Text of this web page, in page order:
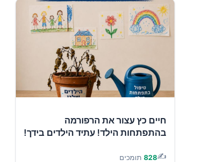
חיים כץ עצור את הרפורמה
בהתפתחות הילד! עתיד הילדים בידך!
✍️
828 תומכים